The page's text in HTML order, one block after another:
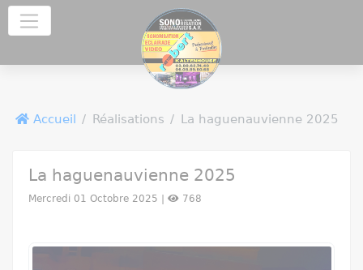
Accueil Réalisations La haguenauvienne 2025
La haguenauvienne 2025
Mercredi 01 Octobre 2025 | 768
Panneau de gestion des cookies